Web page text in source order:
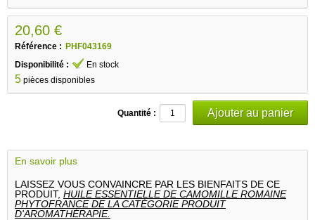
20,60 €
Référence : PHF043169
Disponibilité :
En stock
5 pièces disponibles
Quantité :
En savoir plus
LAISSEZ VOUS CONVAINCRE PAR LES BIENFAITS DE CE
PRODUIT, HUILE ESSENTIELLE DE CAMOMILLE ROMAINE
PHYTOFRANCE DE LA CATÉGORIE PRODUIT
D'AROMATHÉRAPIE.